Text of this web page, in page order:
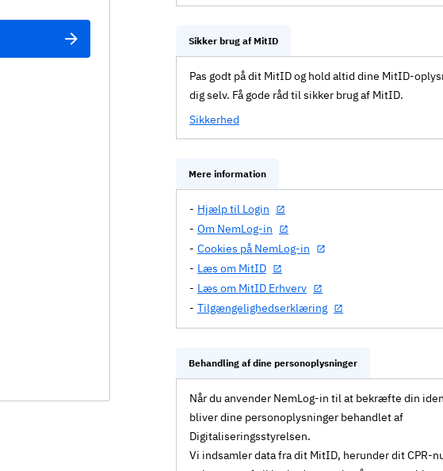
Sikker brug af MitID
Pas godt på dit MitID og hold altid dine MitID-
dig selv. Få gode råd til sikker brug af MitID.
Sikkerhed
Mere information
Hjælp til Login
Om NemLog-in
Cookies på NemLog-in
Læs om MitID
Læs om MitID Erhverv
Tilgængelighedserklæring
Behandling af dine personoplysninger
Når du anvender NemLog-in til at bekræfte din
bliver dine personoplysninger behandlet af
Digitaliseringsstyrelsen.
Vi indsamler data fra dit MitID, herunder dit CPR-